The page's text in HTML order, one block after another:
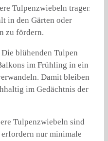
Tulpenzwiebeln tragen
in den Gärten oder
zu fördern.
Die blühenden Tulpen
im Frühling in ein
Damit bleiben
im Gedächtnis der
Tulpenzwiebeln sind
nur minimale